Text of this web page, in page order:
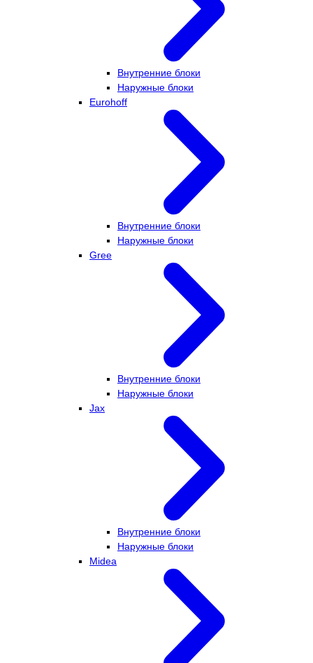
Внутренние блоки
Наружные блоки
Eurohoff
Внутренние блоки
Наружные блоки
Gree
Внутренние блоки
Наружные блоки
Jax
Внутренние блоки
Наружные блоки
Midea